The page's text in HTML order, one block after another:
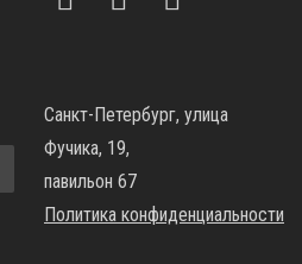
Санкт-Петербург, улица
Фучика, 19,
павильон 67
Политика конфиденциальности